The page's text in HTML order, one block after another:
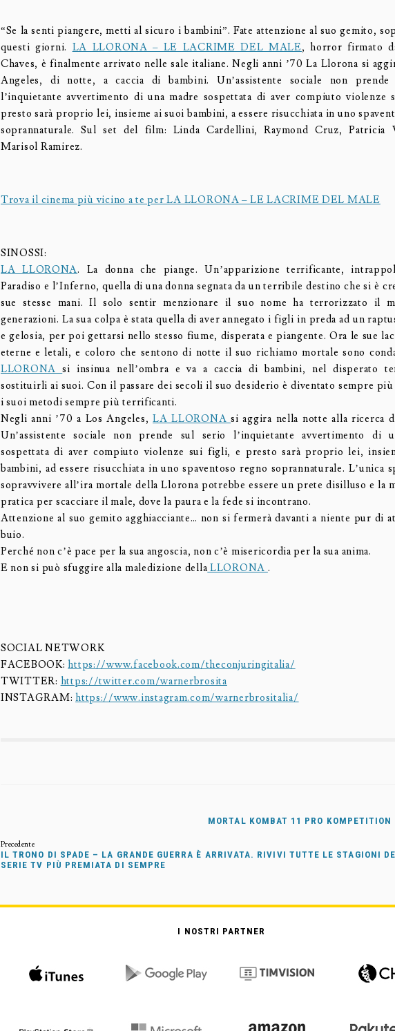
“Se la senti piangere, metti al sicuro i bambini”. Fate attenzione al suo gemito,
questi giorni. LA LLORONA – LE LACRIME DEL MALE, horror firmato
Chaves, è finalmente arrivato nelle sale italiane. Negli anni ’70 La Llorona si
Angeles, di notte, a caccia di bambini. Un’assistente sociale non
l’inquietante avvertimento di una madre sospettata di aver compiuto violenze
presto sarà proprio lei, insieme ai suoi bambini, a essere risucchiata in uno
soprannaturale. Sul set del film: Linda Cardellini, Raymond Cruz, Patricia
Marisol Ramirez.
Trova il cinema più vicino a te per LA LLORONA – LE LACRIME DEL MALE
SINOSSI:
LA LLORONA. La donna che piange. Un’apparizione terrificante,
Paradiso e l’Inferno, quella di una donna segnata da un terribile destino che si è
sue stesse mani. Il solo sentir menzionare il suo nome ha terrorizzato il
generazioni. La sua colpa è stata quella di aver annegato i figli in preda ad un
e gelosia, per poi gettarsi nello stesso fiume, disperata e piangente. Ora le sue
eterne e letali, e coloro che sentono di notte il suo richiamo mortale sono
LLORONAsi insinua nell’ombra e va a caccia di bambini, nel disperato
sostituirli ai suoi. Con il passare dei secoli il suo desiderio è diventato sempre più
i suoi metodi sempre più terrificanti.
Negli anni ’70 a Los Angeles,LA LLORONAsi aggira nella notte alla ricerca
Un’assistente sociale non prende sul serio l’inquietante avvertimento di
sospettata di aver compiuto violenze sui figli, e presto sarà proprio lei,
bambini, ad essere risucchiata in uno spaventoso regno soprannaturale. L’unica
sopravvivere all’ira mortale della Llorona potrebbe essere un prete disilluso e la
pratica per scacciare il male, dove la paura e la fede si incontrano.
Attenzione al suo gemito agghiacciante… non si fermerà davanti a niente pur di
buio.
Perché non c’è pace per la sua angoscia, non c’è misericordia per la sua anima.
E non si può sfuggire alla maledizione della LLORONA .
SOCIAL NETWORK
FACEBOOK:https://www.facebook.com/theconjuringitalia/
TWITTER: https://twitter.com/warnerbrosita
INSTAGRAM:https://www.instagram.com/warnerbrositalia/
MORTAL KOMBAT 11 PRO
IL TRONO DI SPADE – LA GRANDE GUERRA È ARRIVATA. RIVIVI TUTTE LE STAGIONI
SERIE TV PIÙ PREMIATA DI SEMPRE
I NOSTRI PARTNER